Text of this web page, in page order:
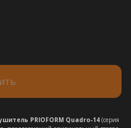
PRIOFORM Quadro-14 (серия